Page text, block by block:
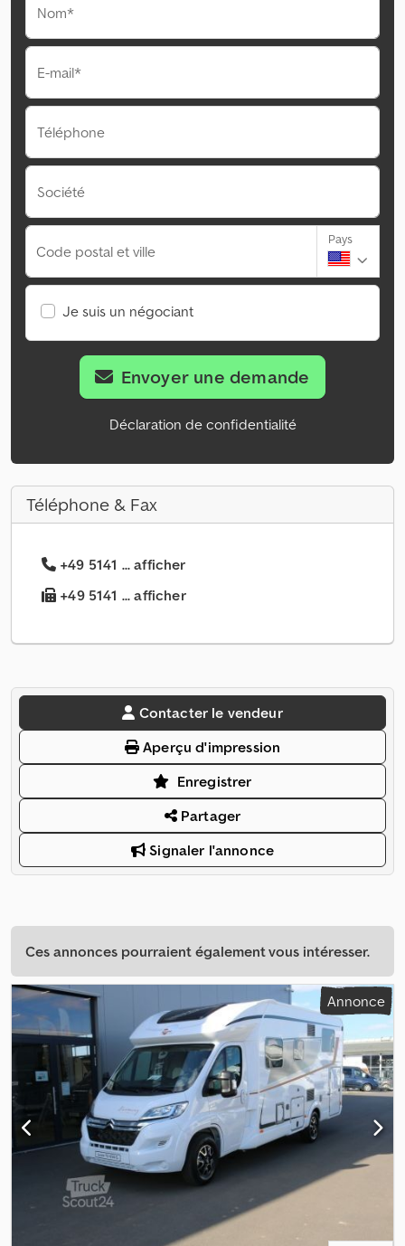
Nom*
E-mail*
Téléphone
Société
Code postal et ville
Pays
Je suis un négociant
Envoyer une demande
Déclaration de confidentialité
Téléphone & Fax
+49 5141 ... afficher
+49 5141 ... afficher
Contacter le vendeur
Aperçu d'impression
Enregistrer
Partager
Signaler l'annonce
Ces annonces pourraient également vous intéresser.
Annonce